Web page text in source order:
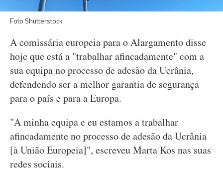
Foto Shutterstock
A comissária europeia para o Alargamento disse
hoje que está a "trabalhar afincadamente" com a
sua equipa no processo de adesão da Ucrânia,
defendendo ser a melhor garantia de segurança
para o país e para a Europa.
"A minha equipa e eu estamos a trabalhar
afincadamente no processo de adesão da Ucrânia
[à União Europeia]", escreveu Marta Kos nas suas
redes sociais.